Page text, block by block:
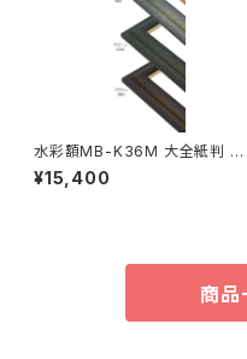
水彩額MB-K36M 大全紙判 5
44×726ミリ
¥15,400
商品